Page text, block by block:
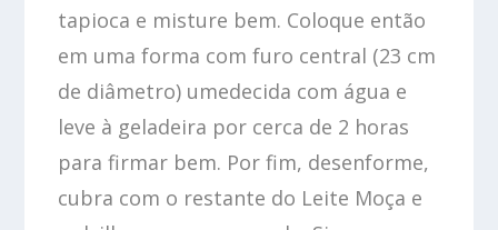
tapioca e misture bem. Coloque então
em uma forma com furo central (23 cm
de diâmetro) umedecida com água e
leve à geladeira por cerca de 2 horas
para firmar bem. Por fim, desenforme,
cubra com o restante do Leite Moça e